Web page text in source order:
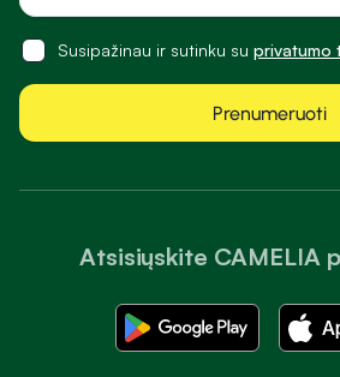
Atsisiųskite CAMELIA
Susipažinau ir sutinku su privatumo
Prenumeruoti